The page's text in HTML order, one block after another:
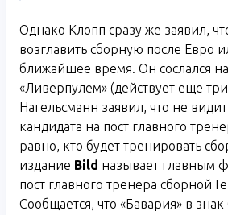
Однако Клопп сразу же заявил,
возглавить сборную после Евро
ближайшее время. Он сослался
«Ливерпулем» (действует еще три
Нагельсманн заявил, что не
кандидата на пост главного
равно, кто будет тренировать
издание Bild называет главным
пост главного тренера сборной
Сообщается, что «Бавария» в знак